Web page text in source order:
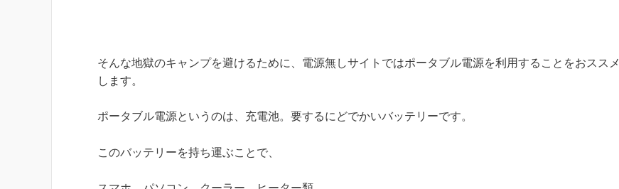
そんな地獄のキャンプを避けるために、電源無しサイトではポータブル電源を利用することをおススメ
します。
ポータブル電源というのは、充電池。要するにどでかいバッテリーです。
このバッテリーを持ち運ぶことで、